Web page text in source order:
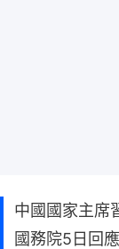
中國國家主席
國務院5日回